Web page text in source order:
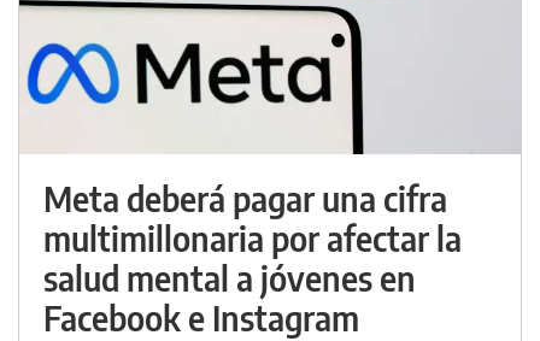
Meta deberá pagar una cifra
multimillonaria por afectar la
salud mental a jóvenes en
Facebook e Instagram